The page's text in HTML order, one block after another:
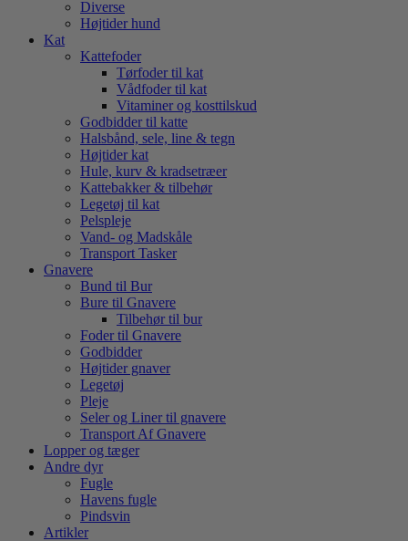
Diverse
Højtider hund
Kat
Kattefoder
Tørfoder til kat
Vådfoder til kat
Vitaminer og kosttilskud
Godbidder til katte
Halsbånd, sele, line & tegn
Højtider kat
Hule, kurv & kradsetræer
Kattebakker & tilbehør
Legetøj til kat
Pelspleje
Vand- og Madskåle
Transport Tasker
Gnavere
Bund til Bur
Bure til Gnavere
Tilbehør til bur
Foder til Gnavere
Godbidder
Højtider gnaver
Legetøj
Pleje
Seler og Liner til gnavere
Transport Af Gnavere
Lopper og tæger
Andre dyr
Fugle
Havens fugle
Pindsvin
Artikler